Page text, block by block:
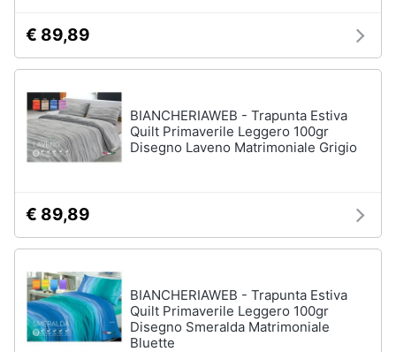
€ 89,89
BIANCHERIAWEB - Trapunta Estiva
Quilt Primaverile Leggero 100gr
Disegno Laveno Matrimoniale Grigio
€ 89,89
BIANCHERIAWEB - Trapunta Estiva
Quilt Primaverile Leggero 100gr
Disegno Smeralda Matrimoniale
Bluette